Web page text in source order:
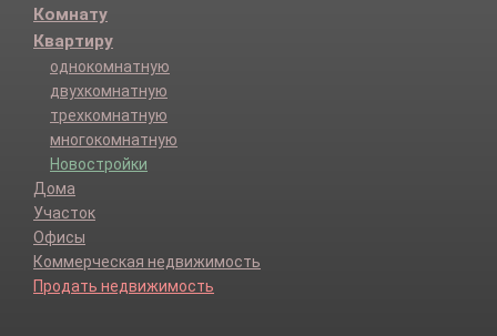
Комнату
Квартиру
однокомнатную
двухкомнатную
трехкомнатную
многокомнатную
Новостройки
Дома
Участок
Офисы
Коммерческая недвижимость
Продать недвижимость